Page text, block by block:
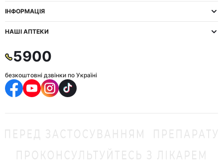
ІНФОРМАЦІЯ
НАШІ АПТЕКИ
5900
безкоштовні дзвінки по Україні